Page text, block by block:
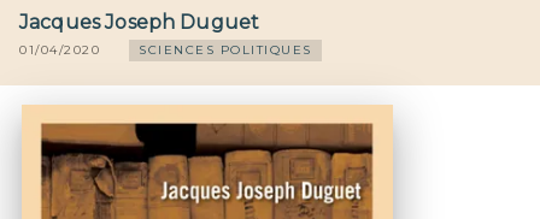
Jacques Joseph Duguet
01/04/2020 SCIENCES POLITIQUES